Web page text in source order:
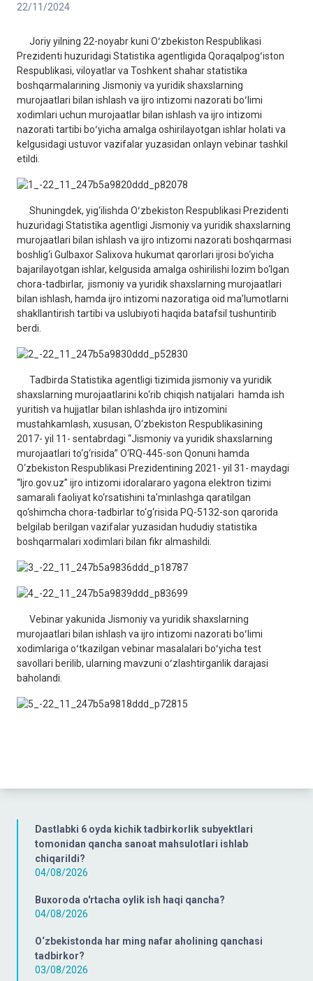
Dastlabki 6 oyda kichik tadbirkorlik subyektlari
tomonidan qancha sanoat mahsulotlari ishlab
chiqarildi?
04/08/2026
Buxoroda o'rtacha oylik ish haqi qancha?
04/08/2026
O‘zbekistonda har ming nafar aholining qanchasi
tadbirkor?
03/08/2026
22/11/2024
Joriy yilning 22-noyabr kuni Oʻzbekiston Respublikasi
Prezidenti huzuridagi Statistika agentligida Qoraqalpogʻiston
Respublikasi, viloyatlar va Toshkent shahar statistika
boshqarmalarining Jismoniy va yuridik shaxslarning
murojaatlari bilan ishlash va ijro intizomi nazorati boʻlimi
xodimlari uchun murojaatlar bilan ishlash va ijro intizomi
nazorati tartibi boʻyicha amalga oshirilayotgan ishlar holati va
kelgusidagi ustuvor vazifalar yuzasidan onlayn vebinar tashkil
etildi.
Shuningdek, yig‘ilishda Oʻzbekiston Respublikasi Prezidenti
huzuridagi Statistika agentligi Jismoniy va yuridik shaxslarning
murojaatlari bilan ishlash va ijro intizomi nazorati boshqarmasi
boshlig‘i Gulbaxor Salixova hukumat qarorlari ijrosi bo‘yicha
bajarilayotgan ishlar, kelgusida amalga oshirilishi lozim bo‘lgan
chora-tadbirlar, jismoniy va yuridik shaxslarning murojaatlari
bilan ishlash, hamda ijro intizomi nazoratiga oid ma’lumotlarni
shakllantirish tartibi va uslubiyoti haqida batafsil tushuntirib
berdi.
Tadbirda Statistika agentligi tizimida jismoniy va yuridik
shaxslarning murojaatlarini ko‘rib chiqish natijalari hamda ish
yuritish va hujjatlar bilan ishlashda ijro intizomini
mustahkamlash, xususan, O‘zbekiston Respublikasining
2017- yil 11- sentabrdagi “Jismoniy va yuridik shaxslarning
murojaatlari to‘g‘risida” O‘RQ-445-son Qonuni hamda
O‘zbekiston Respublikasi Prezidentining 2021- yil 31- maydagi
“Ijro.gov.uz” ijro intizomi idoralararo yagona elektron tizimi
samarali faoliyat ko‘rsatishini ta'minlashga qaratilgan
qo‘shimcha chora-tadbirlar to‘g‘risida PQ-5132-son qarorida
belgilab berilgan vazifalar yuzasidan hududiy statistika
boshqarmalari xodimlari bilan fikr almashildi.
Vebinar yakunida Jismoniy va yuridik shaxslarning
murojaatlari bilan ishlash va ijro intizomi nazorati boʻlimi
xodimlariga oʻtkazilgan vebinar masalalari boʻyicha test
savollari berilib, ularning mavzuni oʻzlashtirganlik darajasi
baholandi.